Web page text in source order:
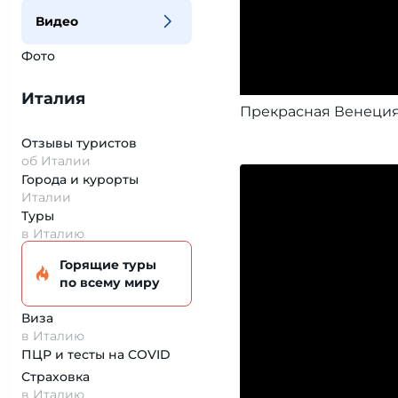
Видео
Фото
Италия
Отзывы туристов
об Италии
Города и курорты
Италии
Туры
в Италию
Горящие туры
по всему миру
Виза
в Италию
ПЦР и тесты на COVID
Страховка
в Италию
Прекрасная